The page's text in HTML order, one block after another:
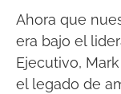
Ahora que
era bajo el
Ejecutivo,
el legado de